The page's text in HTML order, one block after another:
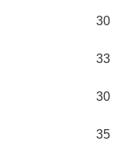
30
33
30
35